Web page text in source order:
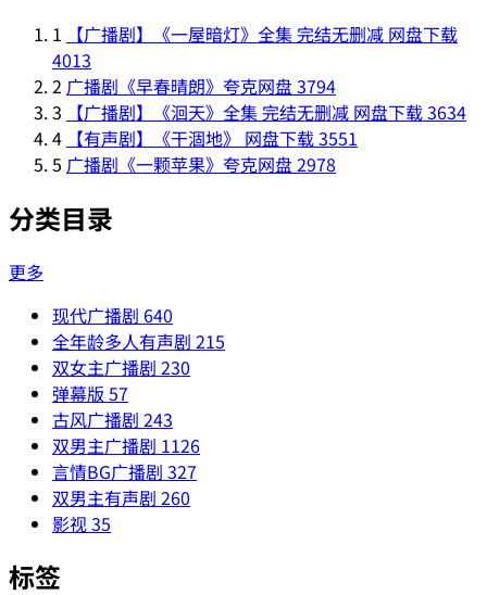
1
【广播剧】《一屋暗灯》全集 完结无删减 网盘下载
4013
2 广播剧《早春晴朗》夸克网盘3794
3
【广播剧】《洄天》全集 完结无删减 网盘下载3634
4 【有声剧】《干涸地》 网盘下载3551
5 广播剧《一颗苹果》夸克网盘2978
分类目录
更多
现代广播剧 640
全年龄多人有声剧 215
双女主广播剧 230
弹幕版 57
古风广播剧 243
双男主广播剧 1126
言情BG广播剧 327
双男主有声剧 260
影视35
标签